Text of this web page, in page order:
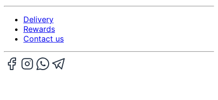
Delivery
Rewards
Contact us